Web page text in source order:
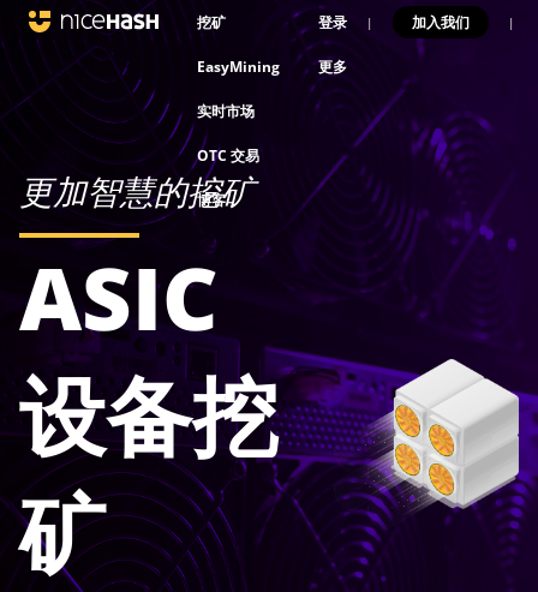
挖矿
EasyMining
实时市场
OTC 交易
博客
登录 | 加入我们 |
更多
更加智慧的挖矿
ASIC
设备挖
矿